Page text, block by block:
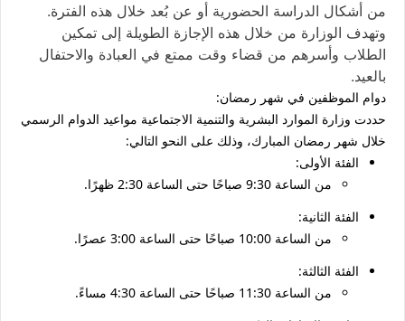
من أشكال الدراسة الحضورية أو عن بُعد خلال هذه الفترة.
وتهدف الوزارة من خلال هذه الإجازة الطويلة إلى تمكين
الطلاب وأسرهم من قضاء وقت ممتع في العبادة والاحتفال
بالعيد.
دوام الموظفين في شهر رمضان:
حددت وزارة الموارد البشرية والتنمية الاجتماعية مواعيد الدوام الرسمي
خلال شهر رمضان المبارك، وذلك على النحو التالي:
الفئة الأولى:
من الساعة 9:30 صباحًا حتى الساعة 2:30 ظهرًا.
الفئة الثانية:
من الساعة 10:00 صباحًا حتى الساعة 3:00 عصرًا.
الفئة الثالثة:
من الساعة 11:30 صباحًا حتى الساعة 4:30 مساءً.